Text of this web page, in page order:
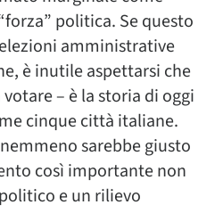
politica. Se questo
amministrative
è inutile aspettarsi che
– è la storia di oggi
cinque città italiane.
sarebbe giusto
così importante non
e un rilievo